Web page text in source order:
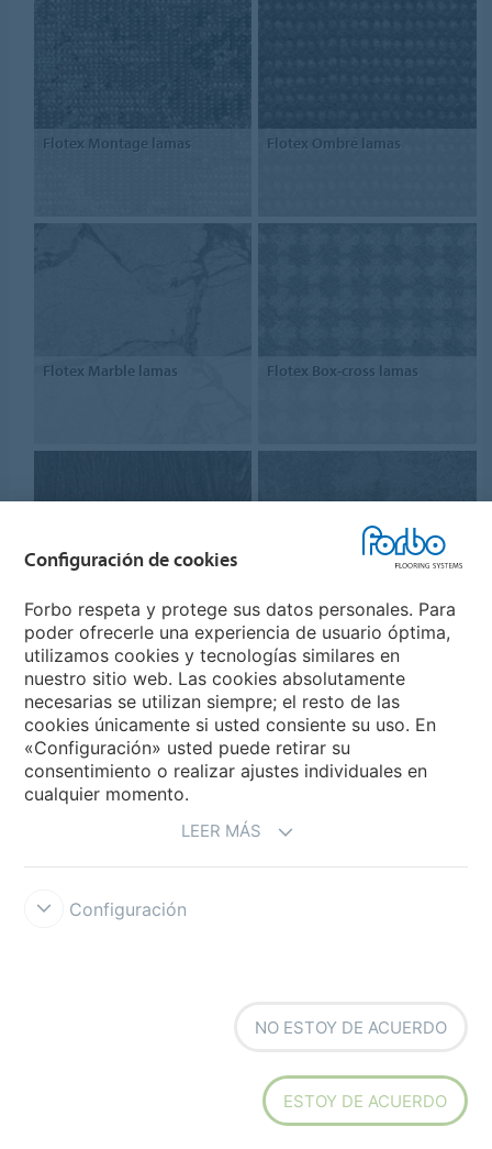
Flotex Montage lamas Flotex Ombré lamas
Flotex Marble lamas Flotex Box-cross lamas
Flotex Colour autobuses y
autocares
Configuración de cookies
Forbo respeta y protege sus datos personales. Para
poder ofrecerle una experiencia de usuario óptima,
utilizamos cookies y tecnologías similares en
nuestro sitio web. Las cookies absolutamente
necesarias se utilizan siempre; el resto de las
cookies únicamente si usted consiente su uso. En
«Configuración» usted puede retirar su
consentimiento o realizar ajustes individuales en
cualquier momento.
LEER MÁS
Configuración
NO ESTOY DE ACUERDO
ESTOY DE ACUERDO